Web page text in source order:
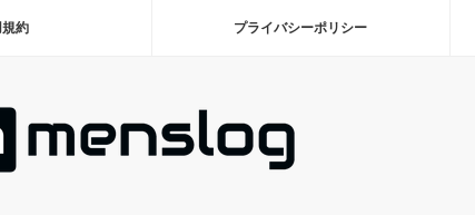
約 プライバシーポリシー